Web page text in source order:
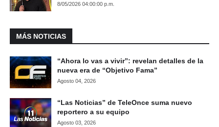
8/05/2026 04:00:00 p.m.
MÁS NOTICIAS
“Ahora lo vas a vivir”: revelan detalles de la
nueva era de “Objetivo Fama”
Agosto 04, 2026
“Las Noticias” de TeleOnce suma nuevo
reportero a su equipo
Agosto 03, 2026